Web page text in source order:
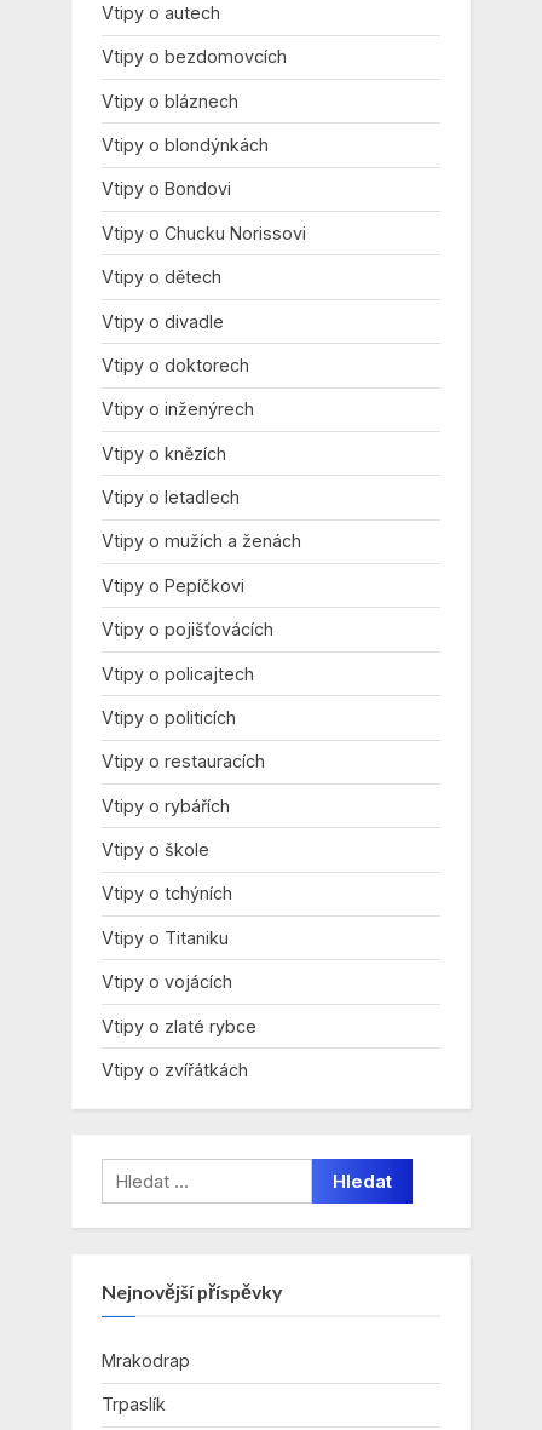
Vtipy o autech
Vtipy o bezdomovcích
Vtipy o bláznech
Vtipy o blondýnkách
Vtipy o Bondovi
Vtipy o Chucku Norissovi
Vtipy o dětech
Vtipy o divadle
Vtipy o doktorech
Vtipy o inženýrech
Vtipy o knězích
Vtipy o letadlech
Vtipy o mužích a ženách
Vtipy o Pepíčkovi
Vtipy o pojišťovácích
Vtipy o policajtech
Vtipy o politicích
Vtipy o restauracích
Vtipy o rybářích
Vtipy o škole
Vtipy o tchýních
Vtipy o Titaniku
Vtipy o vojácích
Vtipy o zlaté rybce
Vtipy o zvířátkách
Vyhledávání
Nejnovější příspěvky
Mrakodrap
Trpaslík